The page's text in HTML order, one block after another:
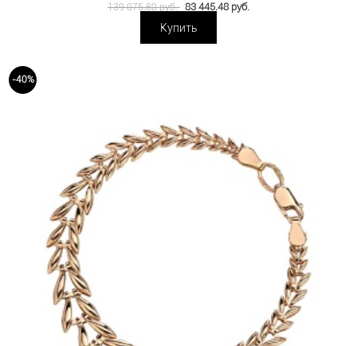
139 075.80 руб. 83 445.48 руб.
Купить
-40%